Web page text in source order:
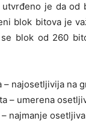
je da od
blok bitova je
blok od 260
najosetljivija na
– umerena
najmanje